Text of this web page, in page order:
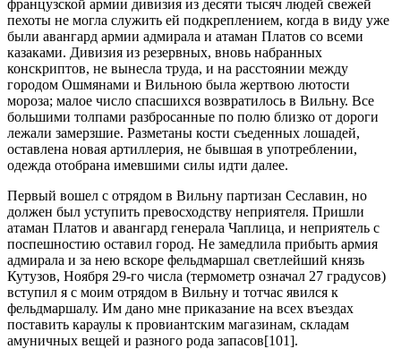
французской армии дивизия из десяти тысяч людей свежей
пехоты не могла служить ей подкреплением, когда в виду уже
были авангард армии адмирала и атаман Платов со всеми
казаками. Дивизия из резервных, вновь набранных
конскриптов, не вынесла труда, и на расстоянии между
городом Ошмянами и Вильною была жертвою лютости
мороза; малое число спасшихся возвратилось в Вильну. Все
большими толпами разбросанные по полю близко от дороги
лежали замерзшие. Разметаны кости съеденных лошадей,
оставлена новая артиллерия, не бывшая в употреблении,
одежда отобрана имевшими силы идти далее.
Первый вошел с отрядом в Вильну партизан Сеславин, но
должен был уступить превосходству неприятеля. Пришли
атаман Платов и авангард генерала Чаплица, и неприятель с
поспешностию оставил город. Не замедлила прибыть армия
адмирала и за нею вскоре фельдмаршал светлейший князь
Кутузов, Ноября 29-го числа (термометр означал 27 градусов)
вступил я с моим отрядом в Вильну и тотчас явился к
фельдмаршалу. Им дано мне приказание на всех въездах
поставить караулы к провиантским магазинам, складам
амуничных вещей и разного рода запасов[101].